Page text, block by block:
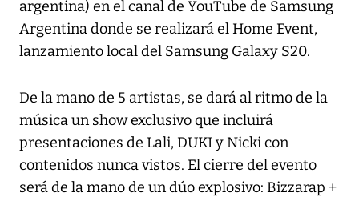
argentina) en el canal de YouTube de Samsung
Argentina donde se realizará el Home Event,
lanzamiento local del Samsung Galaxy S20.
De la mano de 5 artistas, se dará al ritmo de la
música un show exclusivo que incluirá
presentaciones de Lali, DUKI y Nicki con
contenidos nunca vistos. El cierre del evento
será de la mano de un dúo explosivo: Bizzarap +